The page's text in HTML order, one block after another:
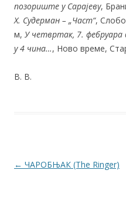
позориште у Сарајеву,
Х. Судерман – „Част“,
м, У четвртак, 7. фебруара
у 4 чина…, Ново време,
В. В.
Post navigation
← ЧАРОБЊАК (The Ringer)